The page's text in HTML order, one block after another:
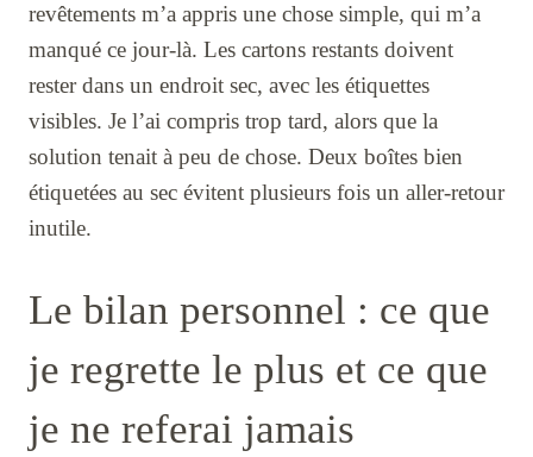
revêtements m’a appris une chose simple, qui m’a
manqué ce jour-là. Les cartons restants doivent
rester dans un endroit sec, avec les étiquettes
visibles. Je l’ai compris trop tard, alors que la
solution tenait à peu de chose. Deux boîtes bien
étiquetées au sec évitent plusieurs fois un aller-retour
inutile.
Le bilan personnel : ce que
je regrette le plus et ce que
je ne referai jamais